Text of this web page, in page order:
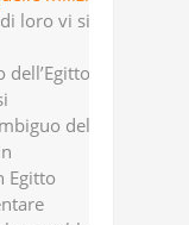
loro vi sia
di
della
Egitto